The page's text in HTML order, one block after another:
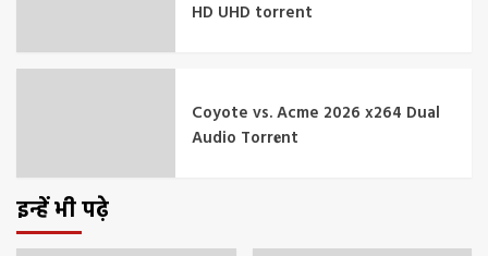
HD UHD torrent
Coyote vs. Acme 2026 x264 Dual
Audio Torr𝐞nt
इन्हें भी पढ़े